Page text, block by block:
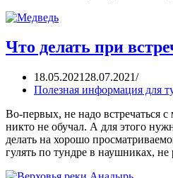
Что делать при
18.05.2021 28.07.2021
Полезная информация для
Во-первых, не надо встречаться
никто не обучал. А для этого
делать на хорошо
гулять по тундре в наушниках,